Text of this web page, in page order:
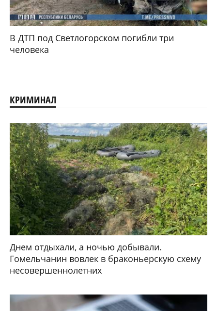
В ДТП под Светлогорском погибли три
человека
КРИМИНАЛ
Днем отдыхали, а ночью добывали.
Гомельчанин вовлек в браконьерскую схему
несовершеннолетних